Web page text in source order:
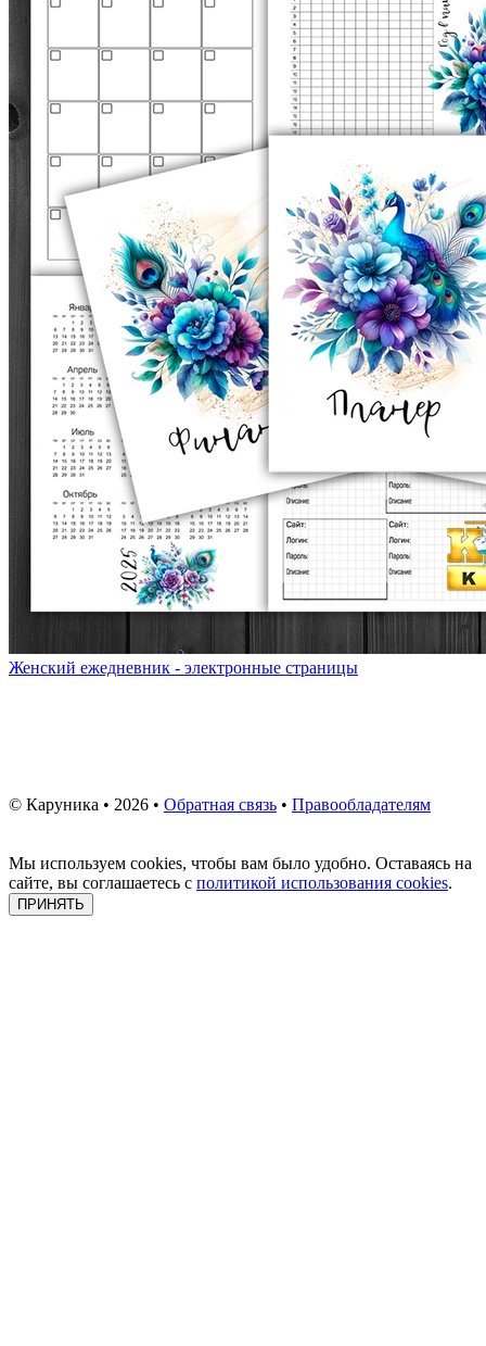
Женский ежедневник - электронные страницы
© Каруника • 2026 • Обратная связь • Правообладателям
Мы используем cookies, чтобы вам было удобно. Оставаясь на
сайте, вы соглашаетесь с политикой использования cookies.
ПРИНЯТЬ